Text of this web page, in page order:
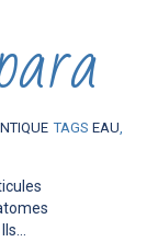
TAGS EAU